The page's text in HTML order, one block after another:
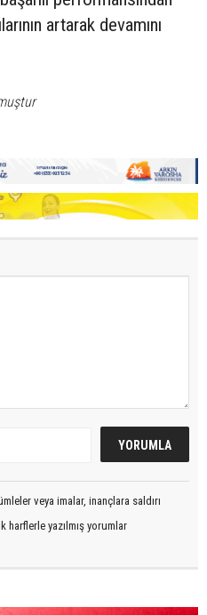
artarak devamını
veya imalar, inançlara saldırı
harflerle yazılmış yorumlar